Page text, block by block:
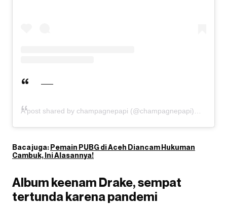
A post shared by champagnepapi (@champagnepapi)
Baca juga:Pemain PUBG di Aceh Diancam Hukuman
Cambuk, Ini Alasannya!
Album keenam Drake, sempat
tertunda karena pandemi